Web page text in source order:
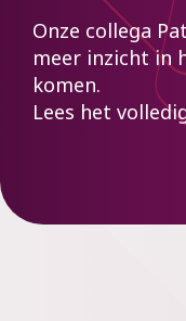
Onze collega
meer inzicht in
komen.
Lees het